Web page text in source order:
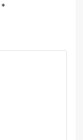
*